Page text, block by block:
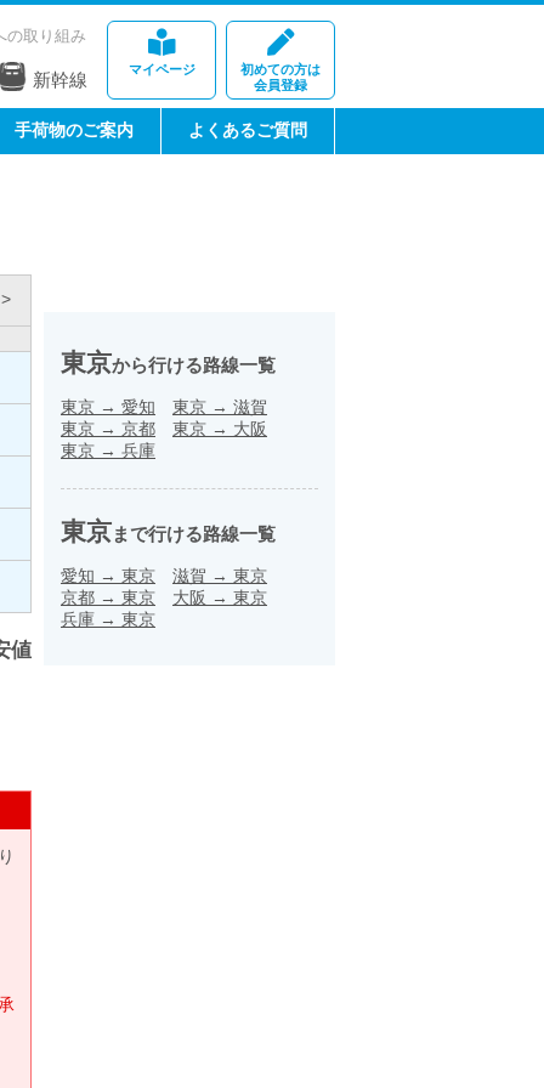
マイページ
初めての方は
会員登録
の取り組み
新幹線
手荷物のご案内 よくあるご質問
値
東京から行ける路線一覧
東京 → 愛知 東京 → 滋賀
東京 → 京都 東京 → 大阪
東京 → 兵庫
東京まで行ける路線一覧
愛知 → 東京 滋賀 → 東京
京都 → 東京 大阪 → 東京
兵庫 → 東京